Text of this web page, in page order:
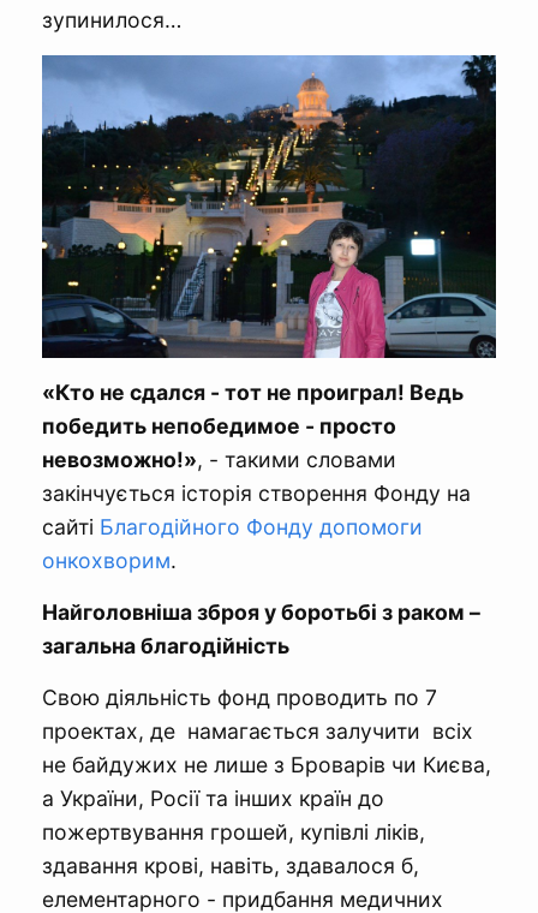
зупинилося…
«Кто не сдался - тот не проиграл! Ведь
победить непобедимое - просто
невозможно!», - такими словами
закінчується історія створення Фонду на
сайті Благодійного Фонду допомоги
онкохворим.
Найголовніша зброя у боротьбі з раком –
загальна благодійність
Свою діяльність фонд проводить по 7
проектах, де намагається залучити всіх
не байдужих не лише з Броварів чи Києва,
а України, Росії та інших країн до
пожертвування грошей, купівлі ліків,
здавання крові, навіть, здавалося б,
елементарного - придбання медичних